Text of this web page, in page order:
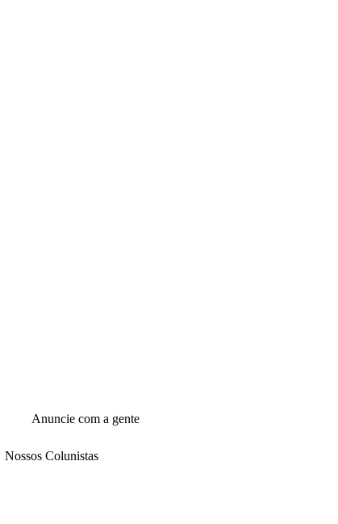
Anuncie com a gente
Nossos Colunistas